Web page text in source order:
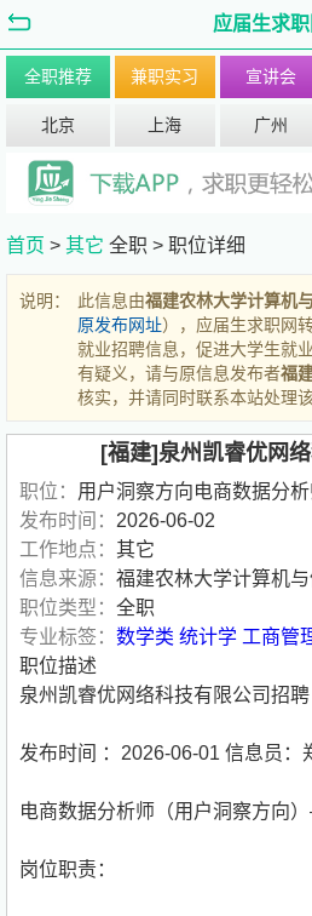
应届生求职
全职推荐 兼职实习 宣讲会
北京 上海 广州
首页 > 其它 全职 > 职位详细
说明： 此信息由福建农林大学计算机
原发布网址），应届生求职网
就业招聘信息，促进大学生就
有疑义，请与原信息发布者福
核实，并请同时联系本站处理
[福建]泉州凯睿优网
职位： 用户洞察方向电商数据分析
发布时间： 2026-06-02
工作地点： 其它
信息来源： 福建农林大学计算机
职位类型： 全职
专业标签： 数学类 统计学 工商管
职位描述
泉州凯睿优网络科技有限公司招聘
发布时间 ：2026-06-01 信息员：
电商数据分析师（用户洞察方向
岗位职责：